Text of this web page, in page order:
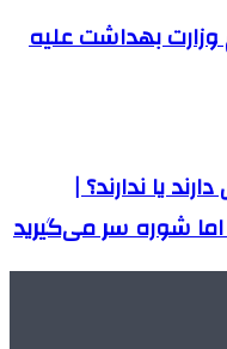
وزارت بهداشت علیه
یا ندارند؟ |
شوره سر می‌گیرید